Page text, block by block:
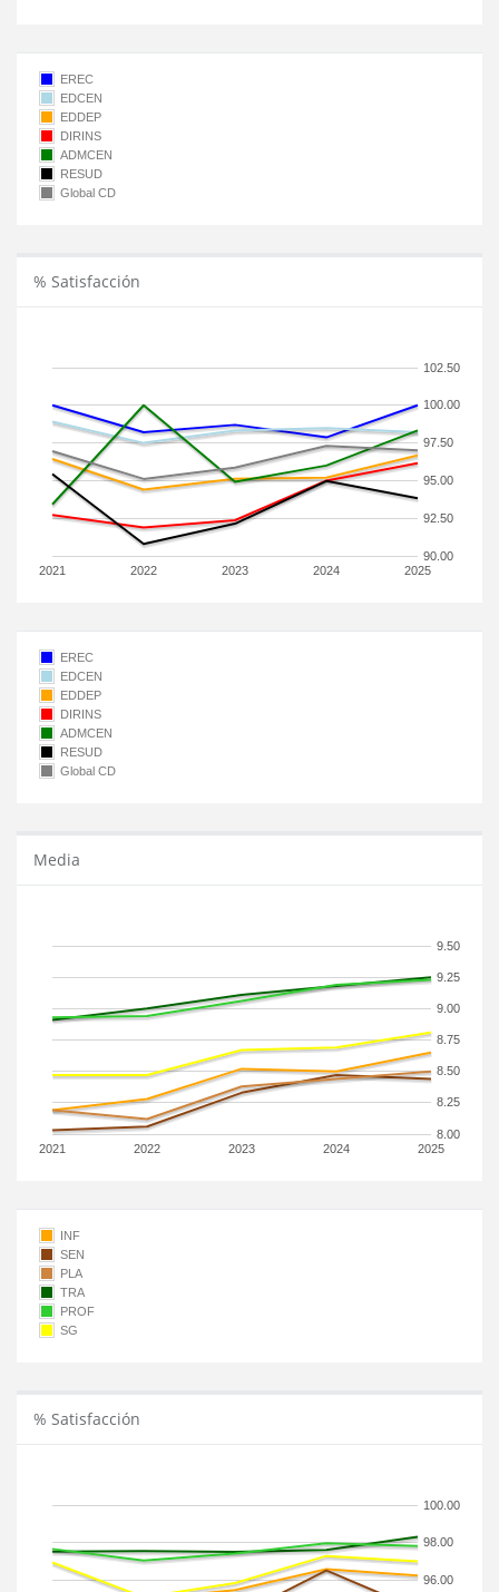
EREC
EDCEN
EDDEP
DIRINS
ADMCEN
RESUD
Global CD
% Satisfacción
2021 2022 2023 2024 2025
90.00
92.50
95.00
97.50
100.00
102.50
EREC
EDCEN
EDDEP
DIRINS
ADMCEN
RESUD
Global CD
Media
2021 2022 2023 2024 2025
8.00
8.25
8.50
8.75
9.00
9.25
9.50
INF
SEN
PLA
TRA
PROF
SG
% Satisfacción
96.00
98.00
100.00